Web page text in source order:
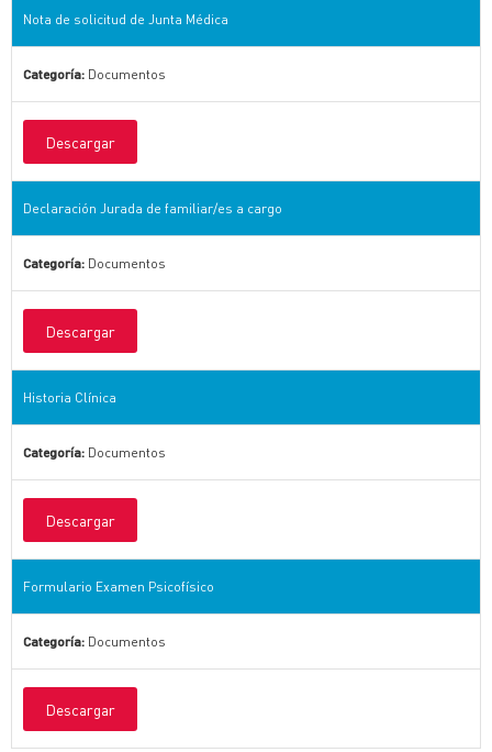
Nota de solicitud de Junta Médica
Categoría: Documentos
Descargar
Declaración Jurada de familiar/es a cargo
Categoría: Documentos
Descargar
Historia Clínica
Categoría: Documentos
Descargar
Formulario Examen Psicofísico
Categoría: Documentos
Descargar